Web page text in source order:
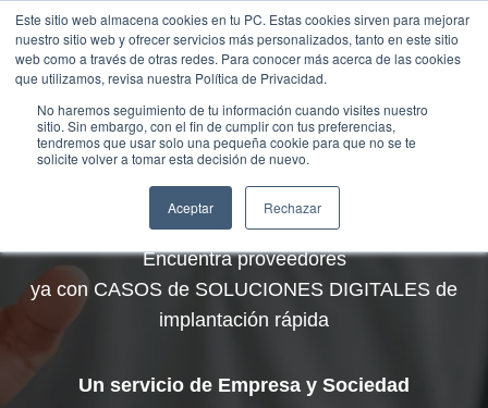
Este sitio web almacena cookies en tu PC. Estas cookies sirven para mejorar
nuestro sitio web y ofrecer servicios más personalizados, tanto en este sitio
web como a través de otras redes. Para conocer más acerca de las cookies
que utilizamos, revisa nuestra Política de Privacidad.
No haremos seguimiento de tu información cuando visites nuestro
sitio. Sin embargo, con el fin de cumplir con tus preferencias,
tendremos que usar solo una pequeña cookie para que no se te
solicite volver a tomar esta decisión de nuevo.
Aceptar Rechazar
Saltar
contenido
MARKETPLACE B
Encuentra proveedores
ya con CASOS de SOLUCIONES DIGITALES de
implantación rápida
Un servicio de Empresa y Sociedad
Traducir »